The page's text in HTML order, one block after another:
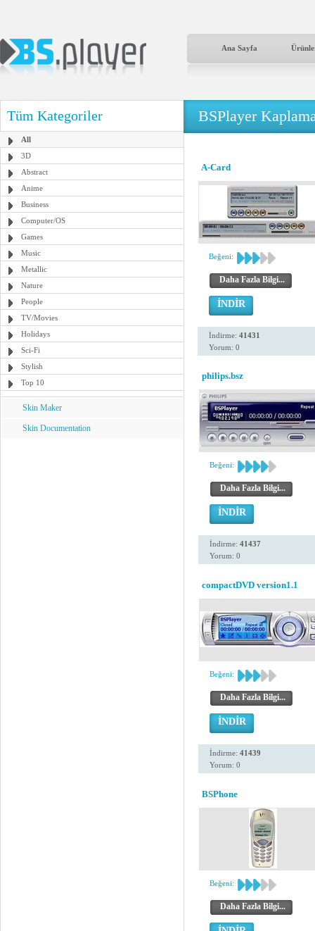
Ana Sayfa
Tüm Kategoriler
All
3D
Abstract
Anime
Business
Computer/OS
Games
Music
Metallic
Nature
People
TV/Movies
Holidays
Sci-Fi
Stylish
Top 10
Skin Maker
Skin Documentation
BSPlayer
A-Card
Beğeni:
Daha Fazla Bilgi...
İNDİR
İndirme: 41431
Yorum: 0
philips.bsz
Beğeni:
Daha Fazla Bilgi...
İNDİR
İndirme: 41437
Yorum: 0
compactDVD version1.1
Beğeni:
Daha Fazla Bilgi...
İNDİR
İndirme: 41439
Yorum: 0
BSPhone
Beğeni:
Daha Fazla Bilgi...